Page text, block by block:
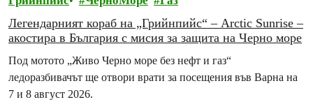
Легендарният кораб на „Грийнпийс“ – Arctic Sunrise –
акостира в България с мисия за защита на Черно море
Под мотото „Живо Черно море без нефт и газ“
ледоразбивачът ще отвори врати за посещения във Варна на
7 и 8 август 2026.